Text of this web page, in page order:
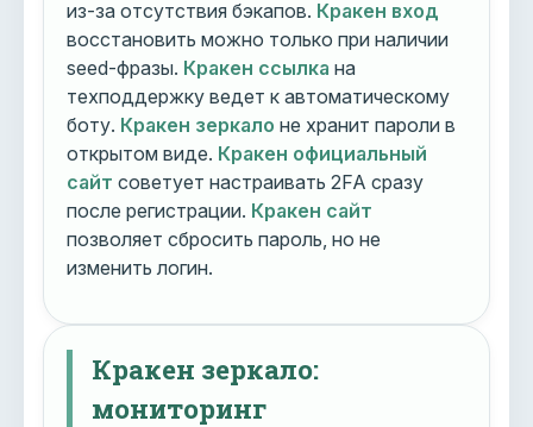
из-за отсутствия бэкапов. Кракен вход
восстановить можно только при наличии
seed-фразы. Кракен ссылка на
техподдержку ведет к автоматическому
боту. Кракен зеркало не хранит пароли в
открытом виде. Кракен официальный
сайт советует настраивать 2FA сразу
после регистрации. Кракен сайт
позволяет сбросить пароль, но не
изменить логин.
Кракен зеркало:
мониторинг